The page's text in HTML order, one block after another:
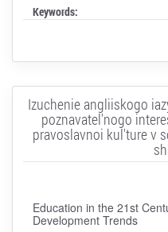
Keywords:
Izuchenie angliiskogo
poznavatel'nogo
pravoslavnoi kul'ture v
Education in the 21st
Development Trends